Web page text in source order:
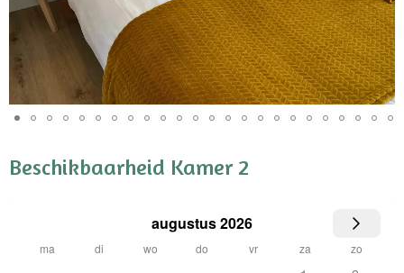
Beschikbaarheid Kamer 2